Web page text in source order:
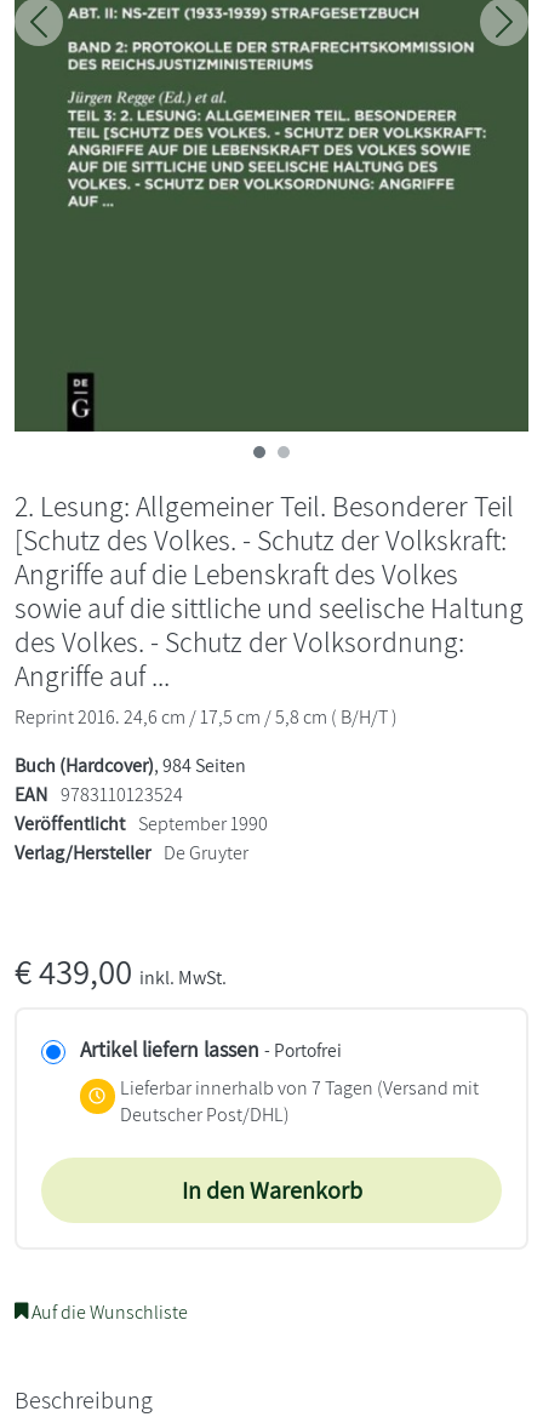
Zurück
2. Lesung: Allgemeiner Teil. Besonderer Teil
[Schutz des Volkes. - Schutz der Volkskraft:
Angriffe auf die Lebenskraft des Volkes
sowie auf die sittliche und seelische Haltung
des Volkes. - Schutz der Volksordnung:
Angriffe auf ...
Reprint 2016. 24,6 cm / 17,5 cm / 5,8 cm ( B/H/T )
Buch (Hardcover), 984 Seiten
EAN 9783110123524
Veröffentlicht September 1990
Verlag/Hersteller De Gruyter
€439,00 inkl. MwSt.
Artikel liefern lassen - Portofrei
Lieferbar innerhalb von 7 Tagen (Versand mit
Deutscher Post/DHL)
In den Warenkorb
Auf die Wunschliste
Beschreibung